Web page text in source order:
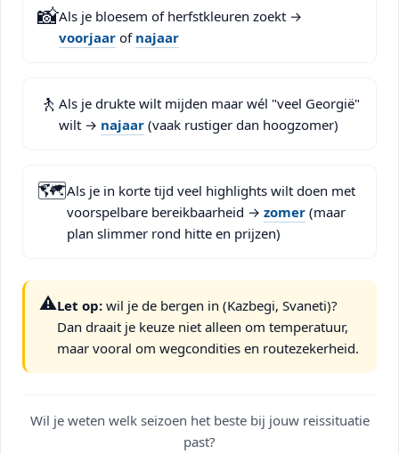
📸Als je bloesem of herfstkleuren zoekt →
voorjaar of najaar
🚶 Als je drukte wilt mijden maar wél "veel Georgië"
wilt → najaar (vaak rustiger dan hoogzomer)
🗺️Als je in korte tijd veel highlights wilt doen met
voorspelbare bereikbaarheid → zomer (maar
plan slimmer rond hitte en prijzen)
⚠️Let op: wil je de bergen in (Kazbegi, Svaneti)?
Dan draait je keuze niet alleen om temperatuur,
maar vooral om wegcondities en routezekerheid.
Wil je weten welk seizoen het beste bij jouw reissituatie
past?